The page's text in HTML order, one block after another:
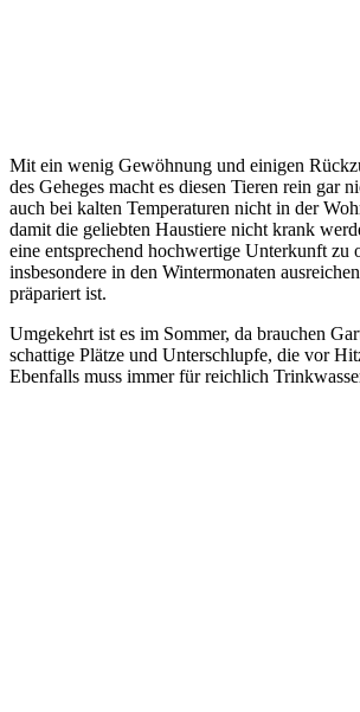
Mit ein wenig Gewöhnung und einigen
des Geheges macht es diesen Tieren rein gar
auch bei kalten Temperaturen nicht in der
damit die geliebten Haustiere nicht krank
eine entsprechend hochwertige Unterkunft zu
insbesondere in den Wintermonaten
präpariert ist.
Umgekehrt ist es im Sommer, da brauchen
schattige Plätze und Unterschlupfe, die vor
Ebenfalls muss immer für reichlich